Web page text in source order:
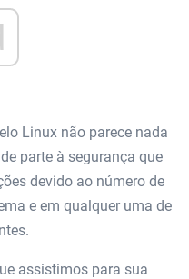
Linux não parece nada
parte à segurança que
devido ao número de
e em qualquer uma de
assistimos para sua